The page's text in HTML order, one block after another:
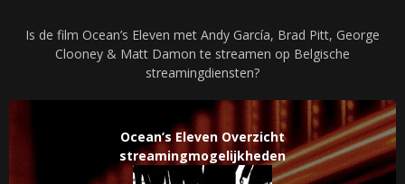
Is de film Ocean’s Eleven met Andy García, Brad Pitt, George
Clooney & Matt Damon te streamen op Belgische
streamingdiensten?
Ocean’s Eleven Overzicht
streamingmogelijkheden